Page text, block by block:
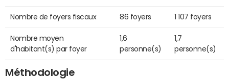
Nombre de foyers fiscaux 86 foyers 1 107 foyers
Nombre moyen
d'habitant(s) par foyer
1,6
personne(s)
1,7
personne(s)
Méthodologie